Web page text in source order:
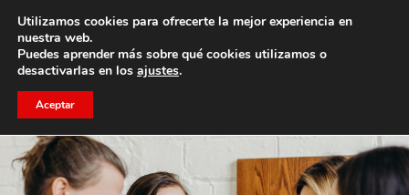
Trae a un amigo y llevaos un total de 75€ de descuento.
Utilizamos cookies para ofrecerte la mejor experiencia en
nuestra web.
Puedes aprender más sobre qué cookies utilizamos o
desactivarlas en los ajustes.
Aceptar